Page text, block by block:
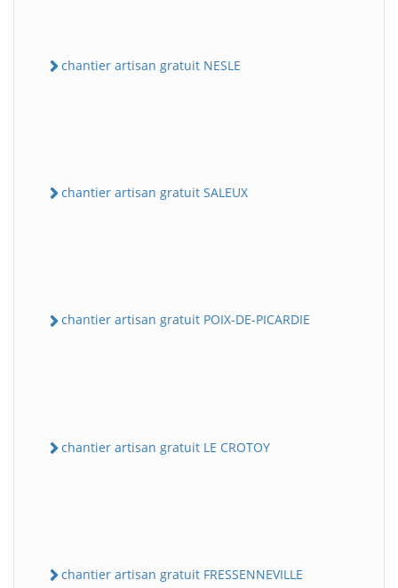
chantier artisan gratuit NESLE
chantier artisan gratuit SALEUX
chantier artisan gratuit POIX-DE-PICARDIE
chantier artisan gratuit LE CROTOY
chantier artisan gratuit FRESSENNEVILLE